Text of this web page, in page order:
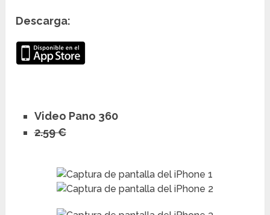
Descarga:
Video Pano 360
2.59 €